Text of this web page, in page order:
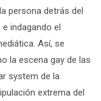
persona detrás del
indagando el
Así, se
la escena gay de las
system de la
extrema del